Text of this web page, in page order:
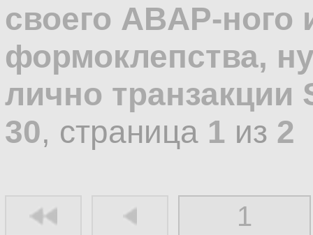
своего ABAP-ного
формоклепства,
лично транзакции
30, страница 1 из 2
1